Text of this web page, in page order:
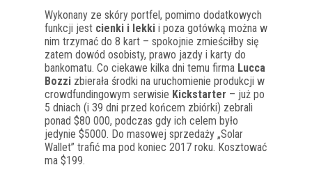
Wykonany ze skóry portfel, pomimo dodatkowych
funkcji jest cienki i lekki i poza gotówką można w
nim trzymać do 8 kart – spokojnie zmieściłby się
zatem dowód osobisty, prawo jazdy i karty do
bankomatu. Co ciekawe kilka dni temu firma Lucca
Bozzi zbierała środki na uruchomienie produkcji w
crowdfundingowym serwisie Kickstarter – już po
5 dniach (i 39 dni przed końcem zbiórki) zebrali
ponad $80 000, podczas gdy ich celem było
jedynie $5000. Do masowej sprzedaży „Solar
Wallet” trafić ma pod koniec 2017 roku. Kosztować
ma $199.